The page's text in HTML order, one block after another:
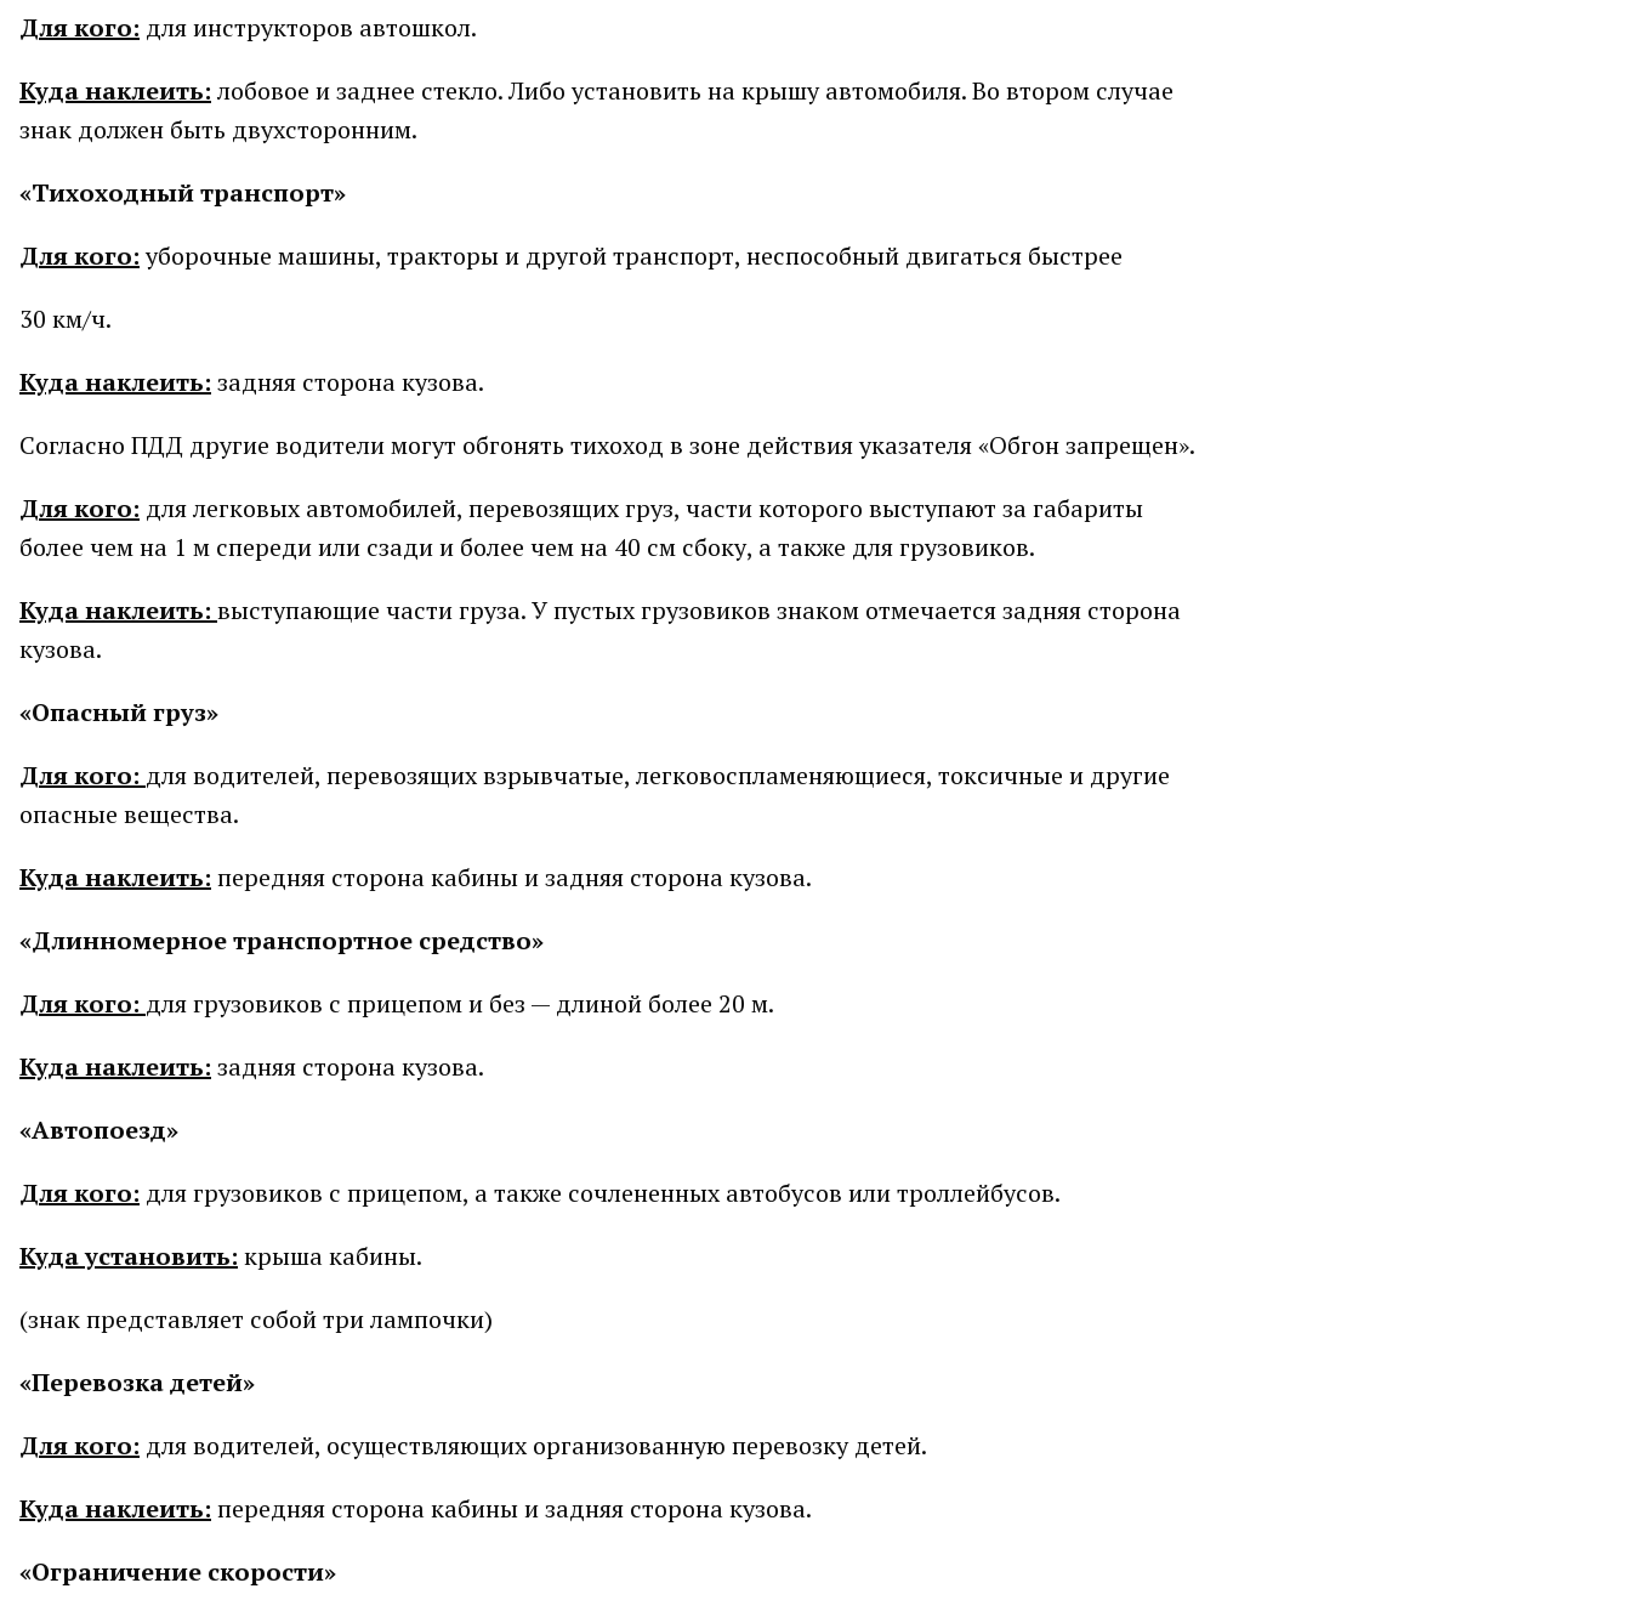
Для кого: для инструкторов автошкол.
Куда наклеить: лобовое и заднее стекло. Либо установить на крышу автомобиля. Во втором случае
знак должен быть двухсторонним.
«Тихоходный транспорт»
Для кого:уборочные машины, тракторы и другой транспорт, неспособный двигаться быстрее
30 км/ч.
Куда наклеить: задняя сторона кузова.
Согласно ПДД другие водители могут обгонять тихоход в зоне действия указателя «Обгон запрещен».
Для кого: для легковых автомобилей, перевозящих груз, части которого выступают за габариты
более чем на 1 м спереди или сзади и более чем на 40 см сбоку, а также для грузовиков.
Куда наклеить: выступающие части груза. У пустых грузовиков знаком отмечается задняя сторона
кузова.
«Опасный груз»
Для кого: для водителей, перевозящих взрывчатые, легковоспламеняющиеся, токсичные и другие
опасные вещества.
Куда наклеить: передняя сторона кабины и задняя сторона кузова.
«Длинномерное транспортное средство»
Для кого: для грузовиков с прицепом и без — длиной более 20 м.
Куда наклеить: задняя сторона кузова.
«Автопоезд»
Для кого: для грузовиков с прицепом, а также сочлененных автобусов или троллейбусов.
Куда установить: крыша кабины.
(знак представляет собой три лампочки)
«Перевозка детей»
Для кого: для водителей, осуществляющих организованную перевозку детей.
Куда наклеить: передняя сторона кабины и задняя сторона кузова.
«Ограничение скорости»